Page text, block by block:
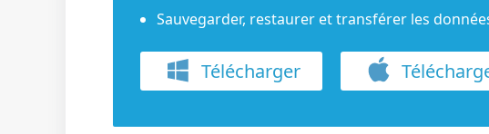
Sauvegarder, restaurer et transférer les
Télécharger